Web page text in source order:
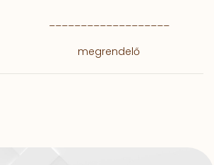
___________________
megrendelő